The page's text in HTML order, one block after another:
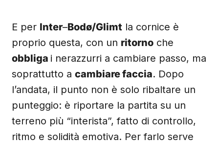
E per Inter–Bodø/Glimt la cornice è
proprio questa, con un ritorno che
obbliga i nerazzurri a cambiare passo, ma
soprattutto a cambiare faccia. Dopo
l’andata, il punto non è solo ribaltare un
punteggio: è riportare la partita su un
terreno più “interista”, fatto di controllo,
ritmo e solidità emotiva. Per farlo serve